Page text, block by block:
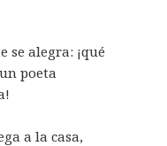
se alegra: ¡qué
poeta
a la casa,